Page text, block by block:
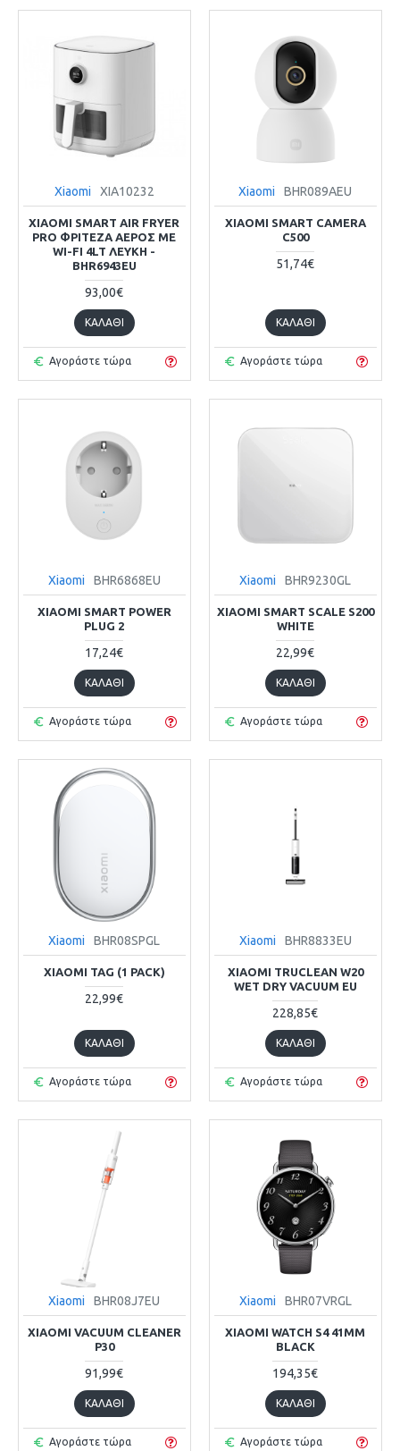
Xiaomi XIA10232
XIAOMI SMART AIR FRYER
PRO ΦΡΙΤΈΖΑ ΑΈΡΟΣ ΜΕ
WI-FI 4LT ΛΕΥΚΉ -
BHR6943EU
93,00€
ΚΑΛΆΘΙ
Αγοράστε τώρα
Xiaomi BHR089AEU
XIAOMI SMART CAMERA
C500
51,74€
ΚΑΛΆΘΙ
Αγοράστε τώρα
Xiaomi BHR6868EU
XIAOMI SMART POWER
PLUG 2
17,24€
ΚΑΛΆΘΙ
Αγοράστε τώρα
Xiaomi BHR9230GL
XIAOMI SMART SCALE S200
WHITE
22,99€
ΚΑΛΆΘΙ
Αγοράστε τώρα
Xiaomi BHR08SPGL
XIAOMI TAG (1 PACK)
22,99€
ΚΑΛΆΘΙ
Αγοράστε τώρα
Xiaomi BHR8833EU
XIAOMI TRUCLEAN W20
WET DRY VACUUM EU
228,85€
ΚΑΛΆΘΙ
Αγοράστε τώρα
Xiaomi BHR08J7EU
XIAOMI VACUUM CLEANER
P30
91,99€
ΚΑΛΆΘΙ
Αγοράστε τώρα
Xiaomi BHR07VRGL
XIAOMI WATCH S4 41MM
BLACK
194,35€
ΚΑΛΆΘΙ
Αγοράστε τώρα